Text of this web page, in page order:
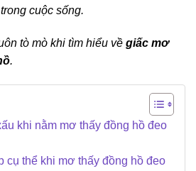
cuộc sống.
tò mò khi tìm hiểu về giấc mơ
.
khi nằm mơ thấy đồng hồ đeo
cụ thể khi mơ thấy đồng hồ đeo